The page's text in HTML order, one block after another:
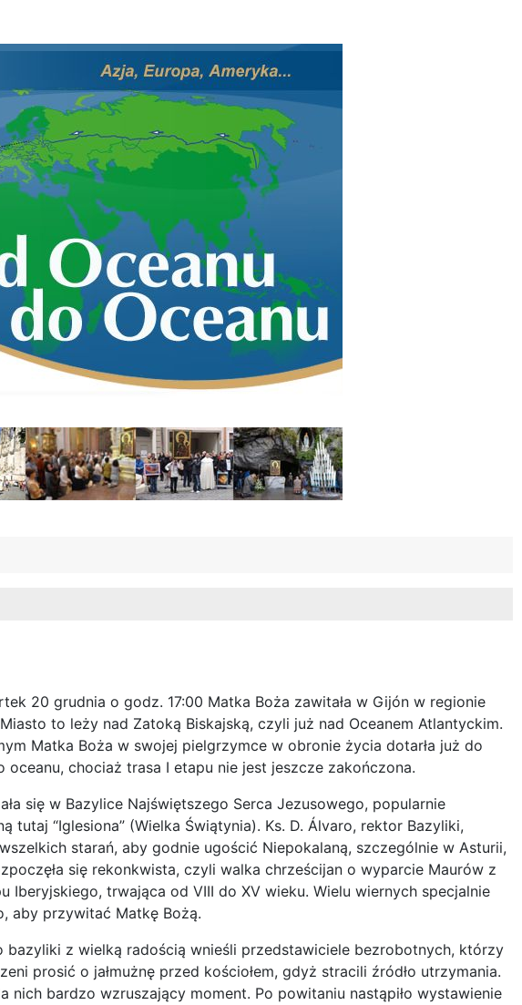
20 grudnia o godz. 17:00 Matka Boża zawitała w Gijón w regionie
to leży nad Zatoką Biskajską, czyli już nad Oceanem Atlantyckim.
Matka Boża w swojej pielgrzymce w obronie życia dotarła już do
oceanu, chociaż trasa I etapu nie jest jeszcze zakończona.
się w Bazylice Najświętszego Serca Jezusowego, popularnie
tutaj “Iglesiona” (Wielka Świątynia). Ks. D. Álvaro, rektor Bazyliki,
wszelkich starań, aby godnie ugościć Niepokalaną, szczególnie w Asturii,
się rekonkwista, czyli walka chrześcijan o wyparcie Maurów z
Iberyjskiego, trwająca od VIII do XV wieku. Wielu wiernych specjalnie
aby przywitać Matkę Bożą.
bazyliki z wielką radością wnieśli przedstawiciele bezrobotnych, którzy
prosić o jałmużnę przed kościołem, gdyż stracili źródło utrzymania.
nich bardzo wzruszający moment. Po powitaniu nastąpiło wystawienie